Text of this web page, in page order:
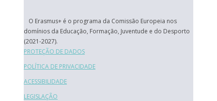
O Erasmus+ é o programa da Comissão Europeia nos
domínios da Educação, Formação, Juventude e do Desporto
(2021-2027).
PROTEÇÃO DE DADOS
POLÍTICA DE PRIVACIDADE
ACESSIBILIDADE
LEGISLAÇÃO